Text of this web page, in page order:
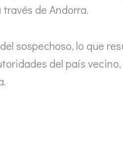
de Andorra.
sospechoso, lo que
del país vecino,